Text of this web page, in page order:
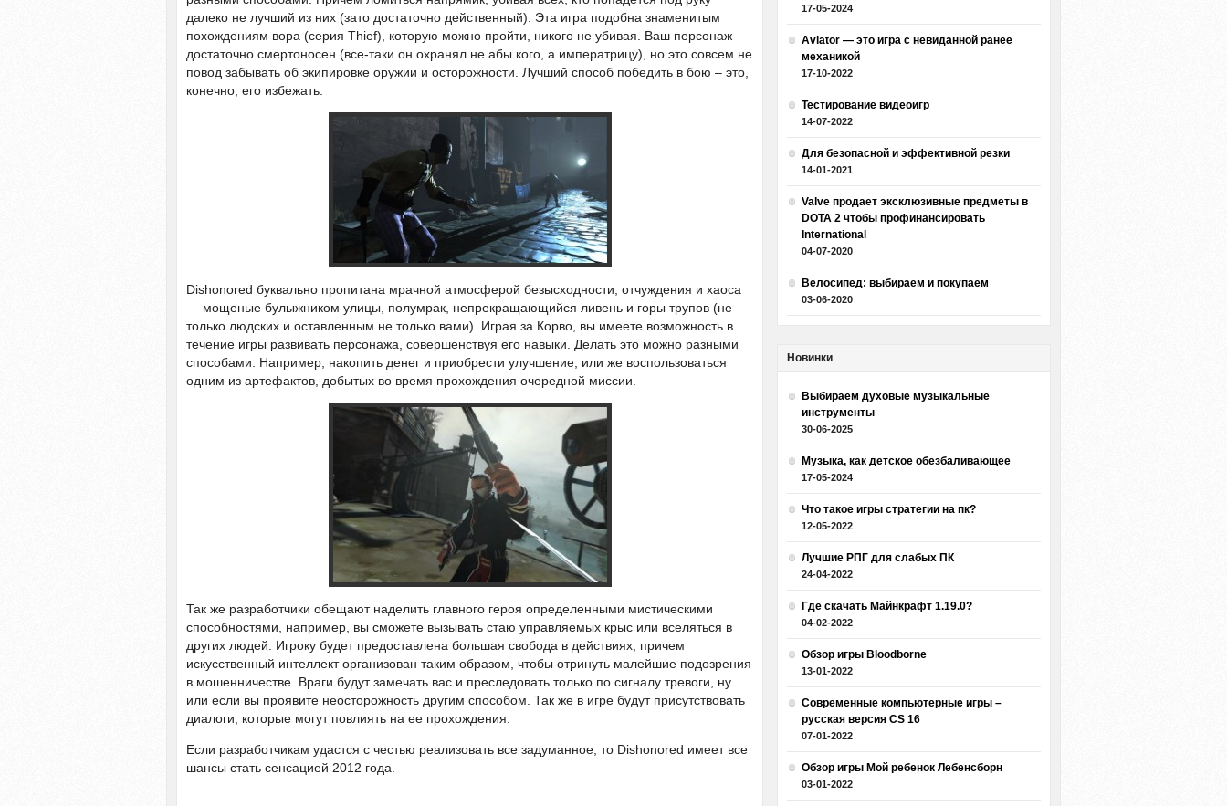
далеко не лучший из них (зато достаточно действенный). Эта игра подобна знаменитым
похождениям вора (серия Thief), которую можно пройти, никого не убивая. Ваш персонаж
достаточно смертоносен (все-таки он охранял не абы кого, а императрицу), но это совсем не
повод забывать об экипировке оружии и осторожности. Лучший способ победить в бою – это,
конечно, его избежать.
Dishonored буквально пропитана мрачной атмосферой безысходности, отчуждения и хаоса
— мощеные булыжником улицы, полумрак, непрекращающийся ливень и горы трупов (не
только людских и оставленным не только вами). Играя за Корво, вы имеете возможность в
течение игры развивать персонажа, совершенствуя его навыки. Делать это можно разными
способами. Например, накопить денег и приобрести улучшение, или же воспользоваться
одним из артефактов, добытых во время прохождения очередной миссии.
Так же разработчики обещают наделить главного героя определенными мистическими
способностями, например, вы сможете вызывать стаю управляемых крыс или вселяться в
других людей. Игроку будет предоставлена большая свобода в действиях, причем
искусственный интеллект организован таким образом, чтобы отринуть малейшие подозрения
в мошенничестве. Враги будут замечать вас и преследовать только по сигналу тревоги, ну
или если вы проявите неосторожность другим способом. Так же в игре будут присутствовать
диалоги, которые могут повлиять на ее прохождения.
Если разработчикам удастся с честью реализовать все задуманное, то Dishonored имеет все
шансы стать сенсацией 2012 года.
17-05-2024
Aviator — это игра с невиданной ранее
механикой
17-10-2022
Тестирование видеоигр
14-07-2022
Для безопасной и эффективной резки
14-01-2021
Valve продает эксклюзивные предметы в
DOTA 2 чтобы профинансировать
International
04-07-2020
Велосипед: выбираем и покупаем
03-06-2020
Новинки
Выбираем духовые музыкальные
инструменты
30-06-2025
Музыка, как детское обезбаливающее
17-05-2024
Что такое игры стратегии на пк?
12-05-2022
Лучшие РПГ для слабых ПК
24-04-2022
Где скачать Майнкрафт 1.19.0?
04-02-2022
Обзор игры Bloodborne
13-01-2022
Современные компьютерные игры –
русская версия CS 16
07-01-2022
Обзор игры Мой ребенок Лебенсборн
03-01-2022